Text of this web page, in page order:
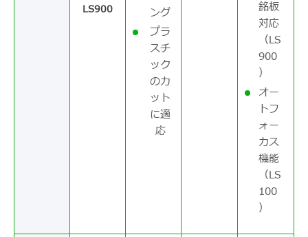
LS900
ング
プラ
スチ
ック
のカ
ット
に適
応
銘板
対応
（LS
900
）
オー
トフ
ォー
カス
機能
（LS
100
）